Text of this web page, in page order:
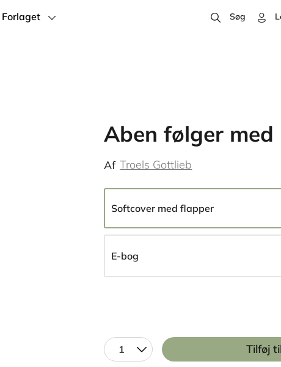
Forlaget Søg
Aben følger med
Af Troels Gottlieb
Softcover med flapper
E-bog
1 Tilføj